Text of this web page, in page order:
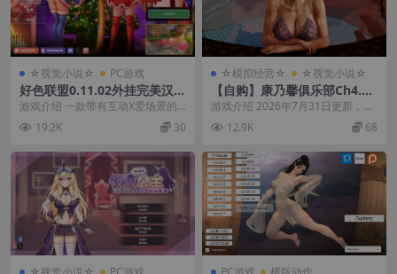
☆视觉小说☆ PC游戏
好色联盟0.11.02外挂完美汉化
版【PC+安卓生肉+日系SLG/A
DV/同人】/欲望联盟/Horny
Union【1.76G】
游戏介绍 一款带有互动X爱场景的
沙盒约会模拟，目前处于早期开发
阶段。X爱场景有动...
19.2K 30
☆模拟经营☆ ☆视觉小说☆
【自购】康乃馨俱乐部Ch4.U
p7外挂精翻高清版【PC+安卓
模拟器+亚洲神作SLG/精品沙
盒/妓馆经营+画廊全开】/Pal
游戏介绍 2026年7月31日更新，最
高等级赞助版 在康乃馨俱乐部中，
你将扮演一...
12.9K 68